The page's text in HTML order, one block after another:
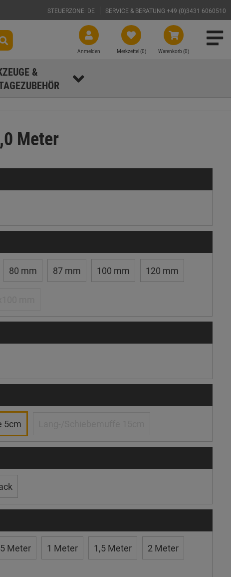
STEUERZONE: DE SERVICE & BERATUNG +49 (0)3431 6060510
Warenkorb (0)
Merkzettel (0)
Anmelden
&
Meter
80 mm 87 mm 100 mm 120 mm
5cm
Meter 1 Meter 1,5 Meter 2 Meter